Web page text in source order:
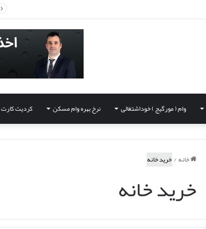
وام ( مورگیج ) خوداشتغالی نرخ بهره وام مسکن کردیت کارت
خانه/خرید خانه
خرید خانه